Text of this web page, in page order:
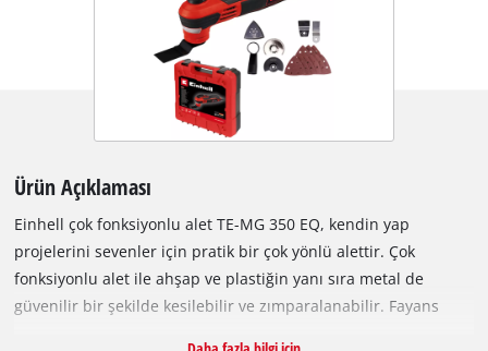
Ürün Açıklaması
Einhell çok fonksiyonlu alet TE-MG 350 EQ, kendin yap
projelerini sevenler için pratik bir çok yönlü alettir. Çok
fonksiyonlu alet ile ahşap ve plastiğin yanı sıra metal de
güvenilir bir şekilde kesilebilir ve zımparalanabilir. Fayans